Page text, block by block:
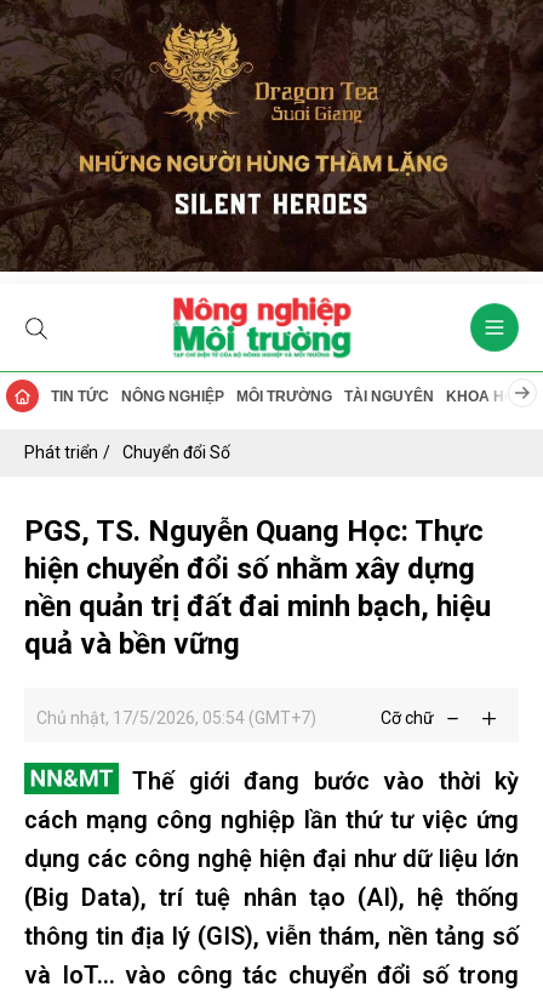
TIN TỨC NÔNG NGHIỆP MÔI TRƯỜNG TÀI NGUYÊN KHOA HỌC
Phát triển Chuyển đổi Số
PGS, TS. Nguyễn Quang Học: Thực
hiện chuyển đổi số nhằm xây dựng
nền quản trị đất đai minh bạch, hiệu
quả và bền vững
Chủ nhật, 17/5/2026, 05:54 (GMT+7) Cỡ chữ
Thế giới đang bước vào thời kỳ
cách mạng công nghiệp lần thứ tư việc ứng
dụng các công nghệ hiện đại như dữ liệu lớn
(Big Data), trí tuệ nhân tạo (AI), hệ thống
thông tin địa lý (GIS), viễn thám, nền tảng số
và IoT... vào công tác chuyển đổi số trong